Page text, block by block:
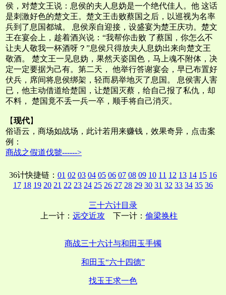
侯，对楚文王说：息侯的夫人息妫是一个绝代佳人。他 这话
是刺激好色的楚文王。楚文王击败蔡国之后，以巡视为名率
兵到了息国都城。 息侯亲自迎接，设盛宴为楚王庆功。楚文
王在宴会上，趁着酒兴说：“我帮你击败 了蔡国，你怎么不
让夫人敬我一杯酒呀？”息侯只得放夫人息妫出来向楚文王
敬酒。 楚文王一见息妫，果然天姿国色，马上魂不附体，决
定一定要据为己有。第二天， 他举行答谢宴会，早已布置好
伏兵，席间将息侯绑架，轻而易举地灭了息国。 息侯害人害
已，他主动借道给楚国，让楚国灭蔡，给自己报了私仇，却
不料， 楚国竟不丢一兵一卒，顺手将自己消灭。
【现代】
俗语云，商场如战场，此计若用来赚钱，效果奇异，点击案
例：
商战之假道伐虢------>
36计快捷链： 01 02 03 04 05 06 07 08 09 10 11 12 13 14 15 16
17 18 19 20 21 22 23 24 25 26 27 28 29 30 31 32 33 34 35 36
三十六计目录
上一计： 远交近攻 下一计： 偷梁换柱
商战三十六计与和田玉手镯
和田玉“六十四德”
找玉王求一色